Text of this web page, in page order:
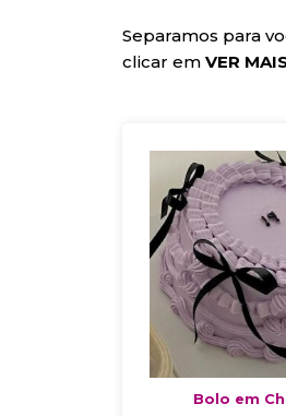
Separamos para
clicar em VER
Bolo em